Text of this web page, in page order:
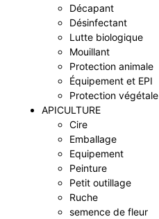
Décapant
Désinfectant
Lutte biologique
Mouillant
Protection animale
Équipement et EPI
Protection végétale
APICULTURE
Cire
Emballage
Equipement
Peinture
Petit outillage
Ruche
semence de fleur